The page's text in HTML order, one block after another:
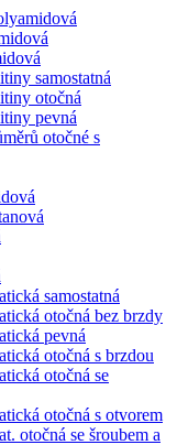
samostatná
otočná
pevná
otočné s
samostatná
otočná bez brzdy
pevná
otočná s brzdou
otočná se
otočná s otvorem
otočná se šroubem a